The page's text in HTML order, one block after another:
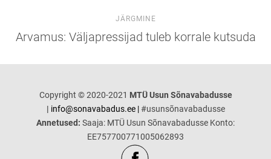
JÄRGMINE
Arvamus: Väljapressijad tuleb korrale kutsuda
Copyright © 2020-2021 MTÜ Usun Sõnavabadusse
| info@sonavabadus.ee |#usunsõnavabadusse
Annetused: Saaja: MTÜ Usun Sõnavabadusse Konto:
EE757700771005062893